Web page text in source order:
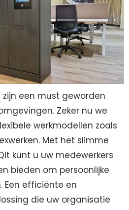
zijn een must geworden
Zeker nu we
werkmodellen zoals
Met het slimme
kunt u uw medewerkers
bieden om persoonlijke
Een efficiënte en
die uw organisatie